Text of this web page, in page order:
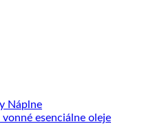
Náplne
esenciálne oleje